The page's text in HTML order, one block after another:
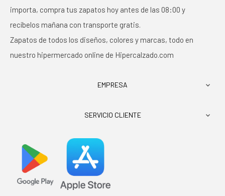
importa, compra tus zapatos hoy antes de las 08:00 y
recíbelos mañana con transporte gratis.
Zapatos de todos los diseños, colores y marcas, todo en
nuestro hipermercado online de Hipercalzado.com
EMPRESA 
SERVICIO CLIENTE 